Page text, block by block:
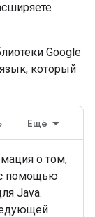
Google
который
Ещё
о том,
с помощью
Java.